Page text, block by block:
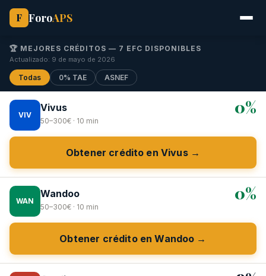
F ForoAPS
🏆 MEJORES CRÉDITOS — 7 EFC DISPONIBLES
Actualizado: 9 de mayo de 2026
Todas 0% TAE ASNEF
VIV
Vivus
50–300€ · 10 min
0%
Obtener crédito en Vivus →
WAN
Wandoo
50–300€ · 10 min
0%
Obtener crédito en Wandoo →